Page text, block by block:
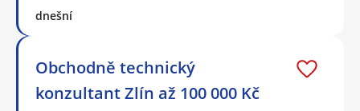
dnešní
Obchodně technický
konzultant Zlín až 100 000 Kč